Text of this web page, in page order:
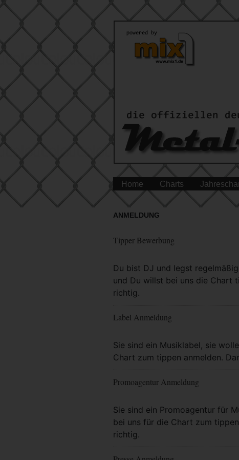
Home Charts
ANMELDUNG
Tipper Bewerbung
Du bist DJ und legst
und Du willst bei uns die Chart
richtig.
Mehr Info
Label Anmeldung
Sie sind ein Musiklabel, sie
Chart zum tippen anmelden.
Mehr Info
Promoagentur Anmeldung
Sie sind ein Promoagentur für
bei uns für die Chart zum
richtig.
Mehr Info